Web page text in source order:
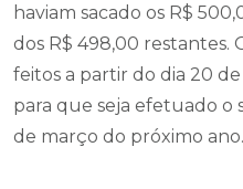
haviam sacado os R$
dos R$ 498,00 restantes.
feitos a partir do dia 20
para que seja efetuado o
de março do próximo ano.